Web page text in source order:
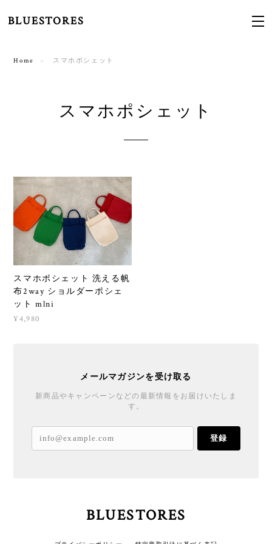
BLUESTORES
Home スマホポシェット
スマホポシェット
スマホポシェット 洗える帆
布2way ショルダーポシェ
ット mlni
¥4,980
メールマガジンを受け取る
新商品やキャンペーンなどの最新情報をお届けいたしま
す。
登録
BLUESTORES